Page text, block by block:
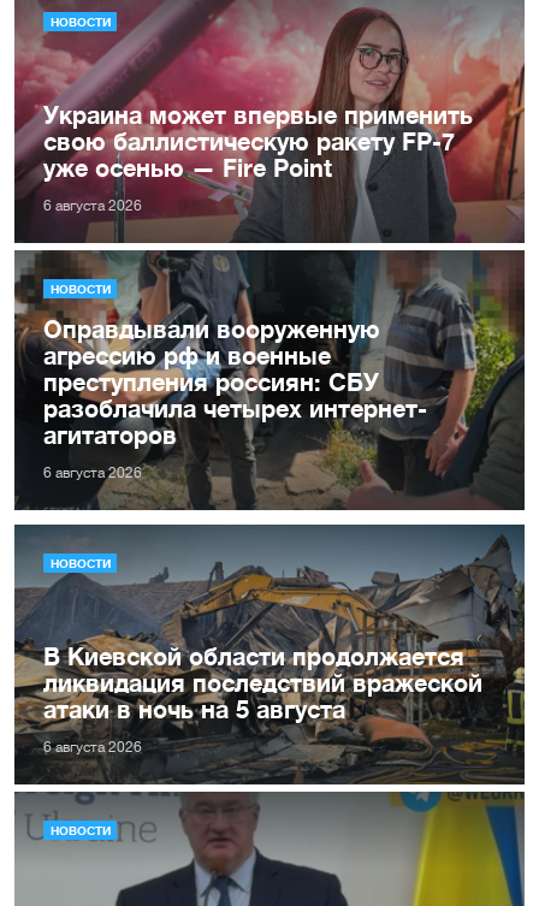
НОВОСТИ
Украина может впервые применить
свою баллистическую ракету FP-7
уже осенью — Fire Point
6 августа 2026
НОВОСТИ
Оправдывали вооруженную
агрессию рф и военные
преступления россиян: СБУ
разоблачила четырех интернет-
агитаторов
6 августа 2026
НОВОСТИ
В Киевской области продолжается
ликвидация последствий вражеской
атаки в ночь на 5 августа
6 августа 2026
НОВОСТИ